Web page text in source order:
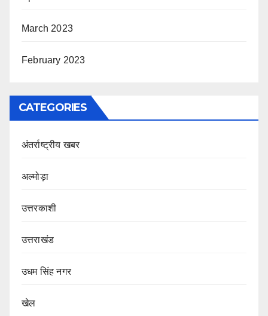
March 2023
February 2023
CATEGORIES
अंतर्राष्ट्रीय खबर
अल्मोड़ा
उत्तरकाशी
उत्तराखंड
उधम सिंह नगर
खेल